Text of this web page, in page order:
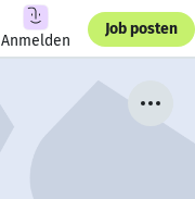
Anmelden
Job posten